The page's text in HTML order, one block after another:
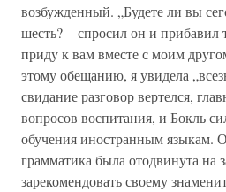
возбужденный. „Будете ли вы
шесть? – спросил он и прибавил
приду к вам вместе с моим
этому обещанию, я увидела
свидание разговор вертелся,
вопросов воспитания, и Бокль
обучения иностранным языкам.
грамматика была отодвинута на
зарекомендовать своему